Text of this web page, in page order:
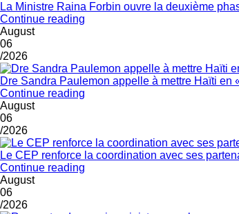
La Ministre Raina Forbin ouvre la deuxième
Continue reading
August
06
/2026
Dre Sandra Paulemon appelle à mettre Haïti
Continue reading
August
06
/2026
Le CEP renforce la coordination avec ses
Continue reading
August
06
/2026